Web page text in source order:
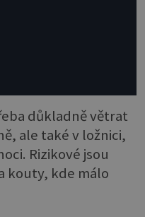
důkladně větrat
ale také v ložnici,
Rizikové jsou
kouty, kde málo